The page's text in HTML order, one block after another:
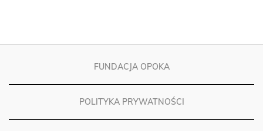
FUNDACJA OPOKA
POLITYKA PRYWATNOŚCI